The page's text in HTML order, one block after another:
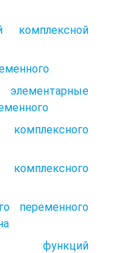
комплексной
переменного
функций